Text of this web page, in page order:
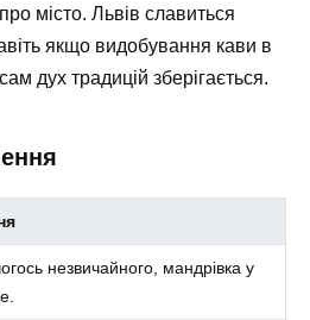
місто. Львів славиться
якщо видобування кави в
дух традицій зберігається.
незвичайного, мандрівка у